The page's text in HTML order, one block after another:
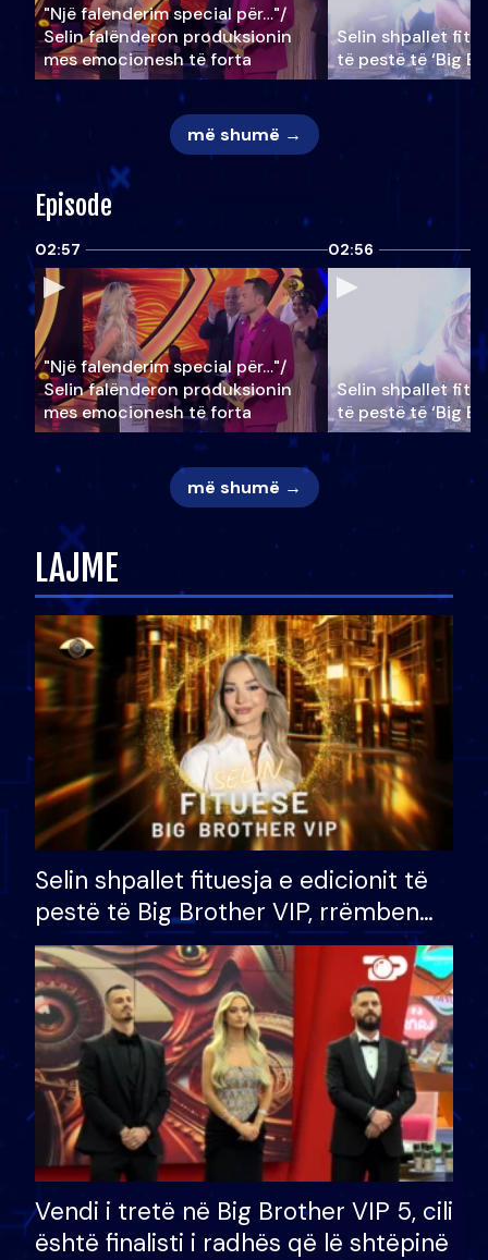
"Një falenderim special për…"/
Selin falënderon produksionin
mes emocionesh të forta
Selin shpallet
të pestë të ‘Big
më shumë →
Episode
02:57
"Një falenderim special për…"/
Selin falënderon produksionin
mes emocionesh të forta
02:56
Selin shpallet
të pestë të ‘Big
më shumë →
LAJME
Selin shpallet fituesja e edicionit të
pestë të Big Brother VIP, rrëmben
çmimin e madh prej 100 mijë eurosh
Vendi i tretë në Big Brother VIP 5, cili
është finalisti i radhës që lë shtëpinë